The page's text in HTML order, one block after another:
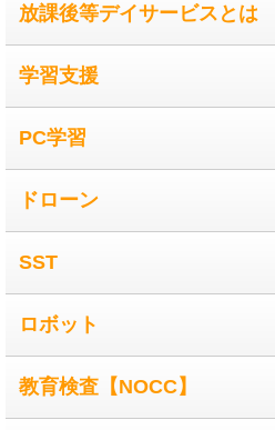
放課後等デイサービスとは
学習支援
PC学習
ドローン
SST
ロボット
教育検査【NOCC】